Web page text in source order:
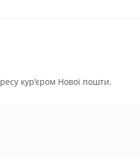
кур'єром Нової пошти.